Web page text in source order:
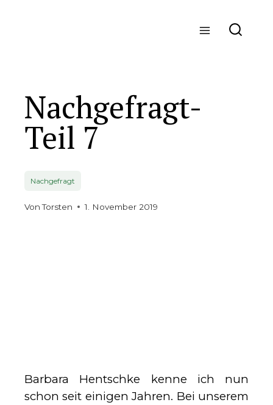
Nachgefragt-
Teil 7
Nachgefragt
Von Torsten 1. November 2019
Barbara Hentschke kenne ich nun
schon seit einigen Jahren. Bei unserem